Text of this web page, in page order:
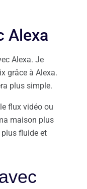
Alexa
Alexa. Je
grâce à Alexa.
plus simple.
flux vidéo ou
maison plus
fluide et